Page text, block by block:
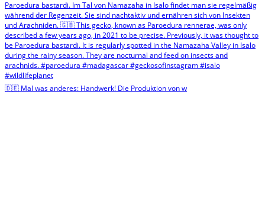
🇩🇪 Mal was anderes: Handwerk! Die Produktion von w